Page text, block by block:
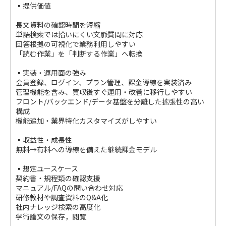
▪️提供価値
長文資料の確認時間を短縮
単語検索では拾いにくい文脈質問に対応
回答根拠の可視化で業務利用しやすい
「読む作業」を「判断する作業」へ転換
▪️実装・運用面の強み
会員登録、ログイン、プラン管理、課金導線を実装済み
管理機能を含み、買収後すぐ運用・改善に移行しやすい
フロント/バックエンド/データ基盤を分離した拡張性の高い
構成
機能追加・業界特化カスタマイズがしやすい
▪️収益性・成長性
無料→有料への導線を備えた継続課金モデル
▪️想定ユースケース
契約書・規程類の確認支援
マニュアル/FAQの問い合わせ対応
研修教材や調査資料のQ&A化
社内ナレッジ検索の高度化
学術論文の保存，閲覧